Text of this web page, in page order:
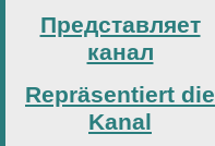
Представляет
канал
Repräsentiert die
Kanal